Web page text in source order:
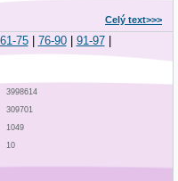
Celý text>>>
61-75| 76-90| 91-97|
3998614
309701
1049
10